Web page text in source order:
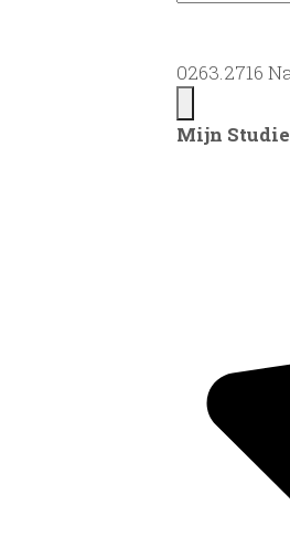
0263.2716
Mijn